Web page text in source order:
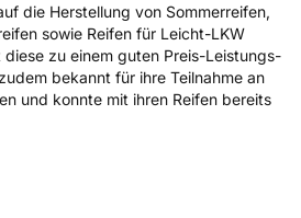
die Herstellung von Sommerreifen,
sowie Reifen für Leicht-LKW
zu einem guten Preis-Leistungs-
bekannt für ihre Teilnahme an
und konnte mit ihren Reifen bereits